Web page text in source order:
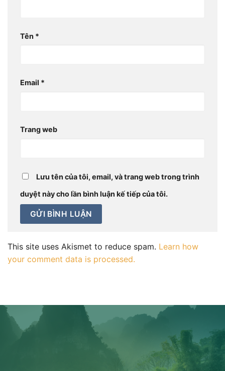
Tên *
Email *
Trang web
Lưu tên của tôi, email, và trang web trong trình
duyệt này cho lần bình luận kế tiếp của tôi.
This site uses Akismet to reduce spam. Learn how
your comment data is processed.